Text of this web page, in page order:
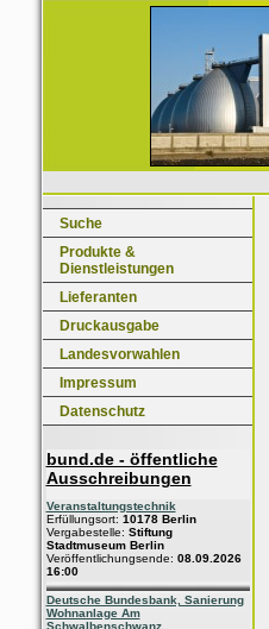
Suche
Produkte &
Dienstleistungen
Lieferanten
Druckausgabe
Landesvorwahlen
Impressum
Datenschutz
bund.de - öffentliche
Ausschreibungen
Veranstaltungstechnik
Erfüllungsort: 10178 Berlin
Vergabestelle: Stiftung
Stadtmuseum Berlin
Veröffentlichungsende: 08.09.2026
16:00
Deutsche Bundesbank, Sanierung
Wohnanlage Am
Schwalbenschwanz,